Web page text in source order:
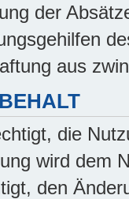
der
aus
die
wird dem
den